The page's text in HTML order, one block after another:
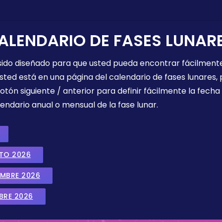
DE FASES
diseñado para que usted pueda encontrar
está en una página del calendario de fases
siguiente / anterior para definir fácilmente la fecha
anual o mensual de la fase lunar.
2026
2026
2026